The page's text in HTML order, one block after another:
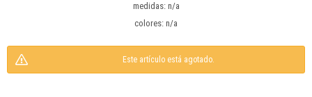
medidas: n/a
colores: n/a
Este artículo está agotado.